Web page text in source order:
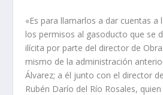
«Es para llamarlos a dar cuentas a
los permisos al gasoducto que se
ilícita por parte del director de
mismo de la administración
Álvarez; a él junto con el director
Rubén Darío del Río Rosales,